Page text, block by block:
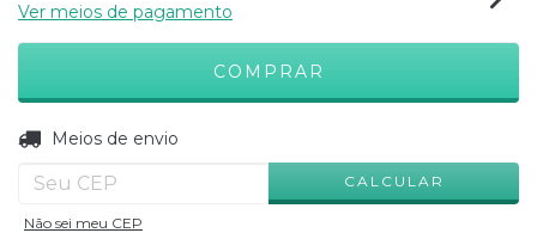
Ver meios de pagamento
Entregas para o CEP:
Meios de envio
CALCULAR
Não sei meu CEP